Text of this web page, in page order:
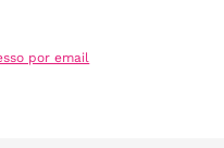
por email